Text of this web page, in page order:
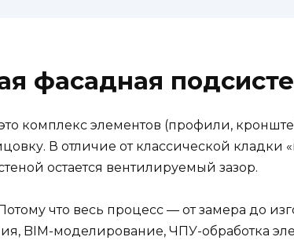
фасадная
комплекс элементов (профили,
В отличие от классической кладки
остается вентилируемый зазор.
что весь процесс — от замера до
BIM-моделирование, ЧПУ-обработка